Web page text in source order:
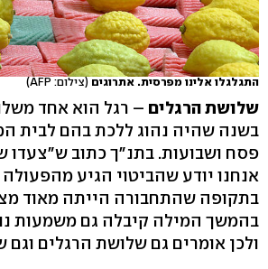
התגלגלו אלינו מפרסית. אתרוגים (צילום: AFP)
שלושת הרגלים – רגל הוא אחד
בשנה שהיה נהוג ללכת בהם לבית
פסח ושבועות. בתנ"ך כתוב ש"צעדו
אנחנו יודע שהביטוי הגיע
בתקופה שהתחבורה הייתה מאוד
בהמשך המילה קיבלה גם משמעות
ולכן אומרים גם שלושת הרגלים וגם